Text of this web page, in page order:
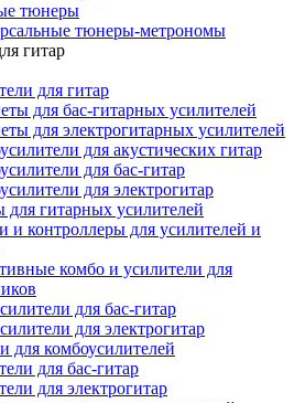
тюнеры
тюнеры-метрономы
гитар
для гитар
для бас-гитарных усилителей
для электрогитарных усилителей
для акустических гитар
для бас-гитар
для электрогитар
гитарных усилителей
и контроллеры для усилителей и
комбо и усилители для
для бас-гитар
для электрогитар
для комбоусилителей
для бас-гитар
для электрогитар